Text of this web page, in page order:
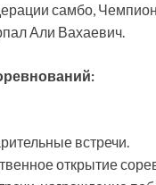
самбо,
Али Вахаевич.
встречи.
открытие